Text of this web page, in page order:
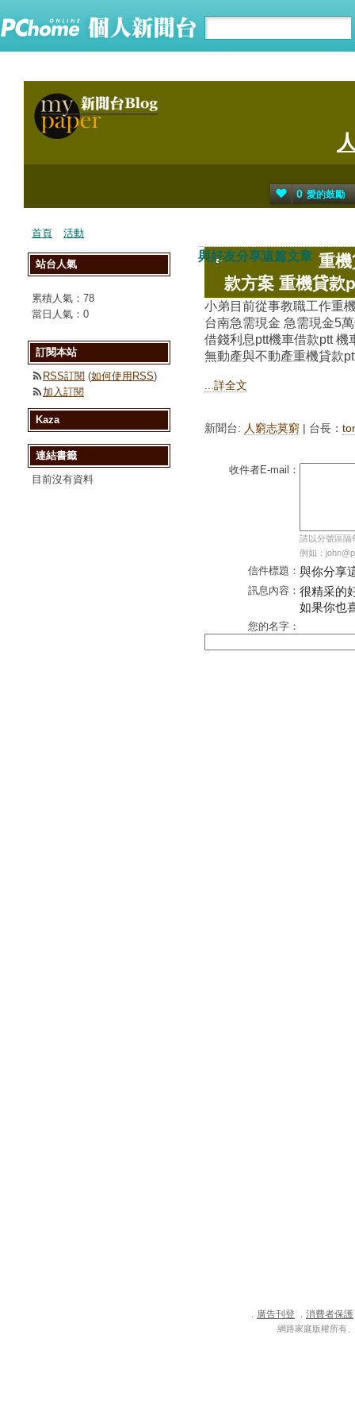
0 愛的鼓勵
首頁 活動
與好友分享這篇文章 重
款方案 重機貸款
小弟目前從事教職工作重
台南急需現金 急需現金5
借錢利息ptt機車借款ptt
無動產與不動產重機貸款
...詳全文
新聞台: 人窮志莫窮 | 台長：
收件者E-mail：
請以分號區隔
例如：
信件標題： 與你分享
訊息內容： 很精采的
如果你也
您的名字：
站台人氣
累積人氣： 78
當日人氣： 0
訂閱本站
RSS訂閱 (如何使用RSS)
加入訂閱
Kaza
連結書籤
目前沒有資料
． 廣告刊登 ． 消費者保護
網路家庭版權所有